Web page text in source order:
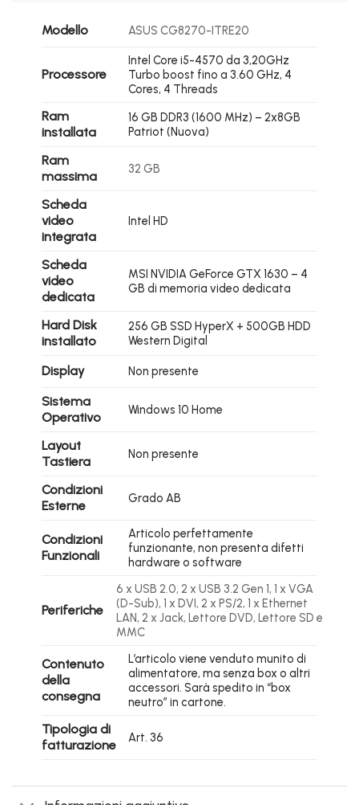
Modello ASUS CG8270-ITRE20
Processore
Intel Core i5-4570 da 3,20GHz
Turbo boost fino a 3.60 GHz, 4
Cores, 4 Threads
Ram
installata
16 GB DDR3 (1600 MHz) – 2x8GB
Patriot (Nuova)
Ram
massima
32 GB
Scheda
video
integrata
Intel HD
Scheda
video
dedicata
MSI NVIDIA GeForce GTX 1630 – 4
GB di memoria video dedicata
Hard Disk
installato
256 GB SSD HyperX + 500GB HDD
Western Digital
Display Non presente
Sistema
Operativo
Windows 10 Home
Layout
Tastiera
Non presente
Condizioni
Esterne
Grado AB
Condizioni
Funzionali
Articolo perfettamente
funzionante, non presenta difetti
hardware o software
Periferiche
6 x USB 2.0, 2 x USB 3.2 Gen 1, 1 x VGA
(D-Sub), 1 x DVI, 2 x PS/2, 1 x Ethernet
LAN, 2 x Jack, Lettore DVD, Lettore SD e
MMC
Contenuto
della
consegna
L’articolo viene venduto munito di
alimentatore, ma senza box o altri
accessori. Sarà spedito in “box
neutro” in cartone.
Tipologia di
fatturazione
Art. 36